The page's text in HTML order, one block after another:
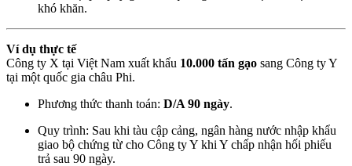
khó khăn.
Ví dụ thực tế
Công ty X tại Việt Nam xuất khẩu 10.000 tấn gạo sang Công ty Y
tại một quốc gia châu Phi.
Phương thức thanh toán: D/A 90 ngày.
Quy trình: Sau khi tàu cập cảng, ngân hàng nước nhập khẩu
giao bộ chứng từ cho Công ty Y khi Y chấp nhận hối phiếu
trả sau 90 ngày.